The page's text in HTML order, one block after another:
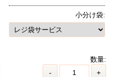
小分け袋:
数量:
-
+